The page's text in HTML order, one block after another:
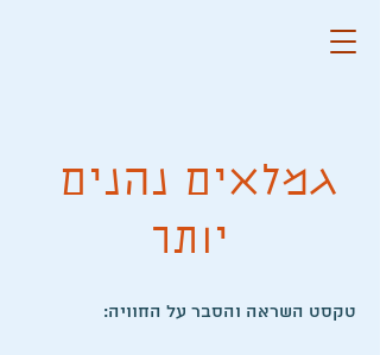
יותר
:טקסט השראה והסבר על החוויה